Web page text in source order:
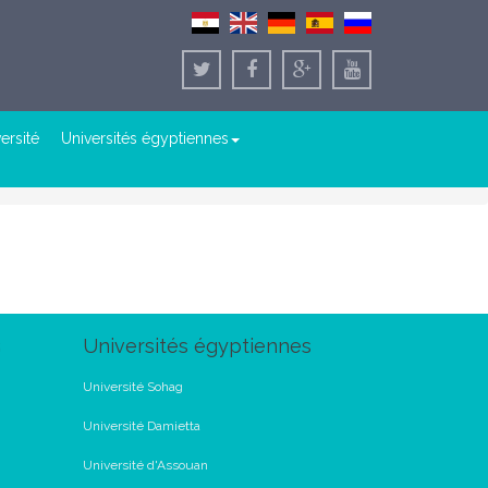
Universités égyptiennes
Universités égyptiennes
Université Sohag
Université Damietta
Université d'Assouan